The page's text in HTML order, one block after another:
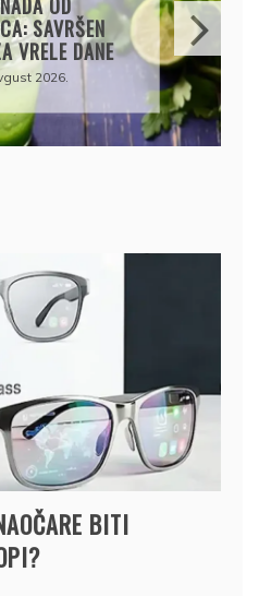
SAVRŠEN
VRELE DANE
2026.
BITI